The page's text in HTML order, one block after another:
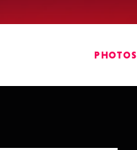
PHOTOS